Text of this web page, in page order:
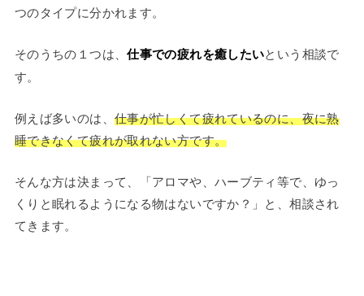
つのタイプに分かれます。
そのうちの１つは、仕事での疲れを癒したいという相談で
す。
例えば多いのは、 仕事が忙しくて疲れているのに、夜に熟
睡できなくて疲れが取れない方です。
そんな方は決まって、「アロマや、ハーブティ等で、ゆっ
くりと眠れるようになる物はないですか？」と、相談され
てきます。